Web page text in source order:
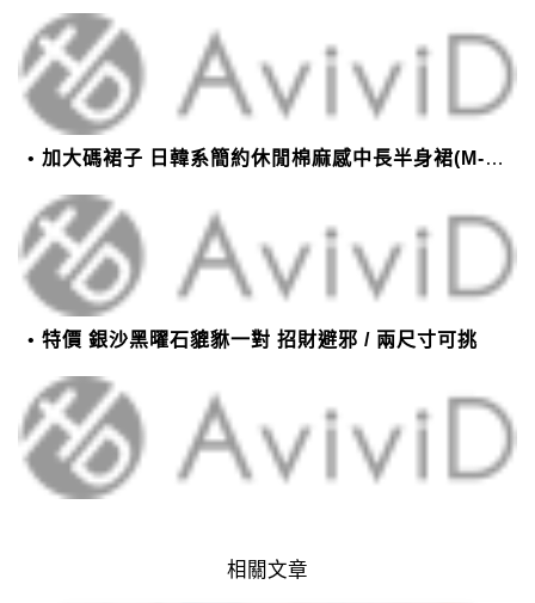
加大碼裙子 日韓系簡約休閒棉麻感中長半身裙(M-2XL)【XMS54038】＊艾美時尚(現+預)
特價 銀沙黑曜石貔貅一對 招財避邪 / 兩尺寸可挑
相關文章